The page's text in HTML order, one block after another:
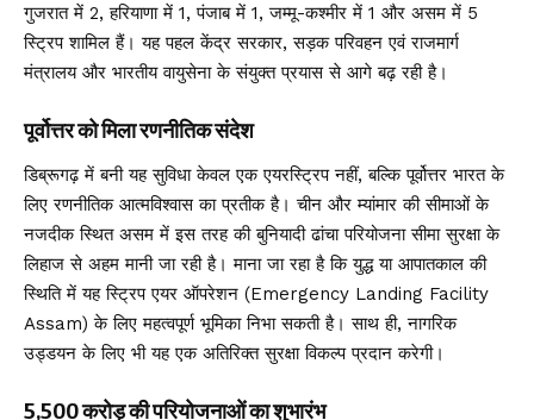
गुजरात में 2, हरियाणा में 1, पंजाब में 1, जम्मू-कश्मीर में 1 और असम में 5
स्ट्रिप शामिल हैं। यह पहल केंद्र सरकार, सड़क परिवहन एवं राजमार्ग
मंत्रालय और भारतीय वायुसेना के संयुक्त प्रयास से आगे बढ़ रही है।
पूर्वोत्तर को मिला रणनीतिक संदेश
डिब्रूगढ़ में बनी यह सुविधा केवल एक एयरस्ट्रिप नहीं, बल्कि पूर्वोत्तर भारत के
लिए रणनीतिक आत्मविश्वास का प्रतीक है। चीन और म्यांमार की सीमाओं के
नजदीक स्थित असम में इस तरह की बुनियादी ढांचा परियोजना सीमा सुरक्षा के
लिहाज से अहम मानी जा रही है। माना जा रहा है कि युद्ध या आपातकाल की
स्थिति में यह स्ट्रिप एयर ऑपरेशन (Emergency Landing Facility
Assam) के लिए महत्वपूर्ण भूमिका निभा सकती है। साथ ही, नागरिक
उड्डयन के लिए भी यह एक अतिरिक्त सुरक्षा विकल्प प्रदान करेगी।
5,500 करोड़ की परियोजनाओं का शुभारंभ